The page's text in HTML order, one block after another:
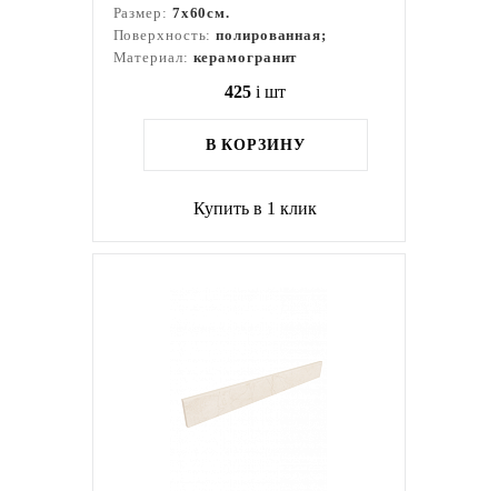
Размер: 7x60см.
Поверхность:полированная;
Материал: керамогранит
425 i шт
В КОРЗИНУ
Купить в 1 клик